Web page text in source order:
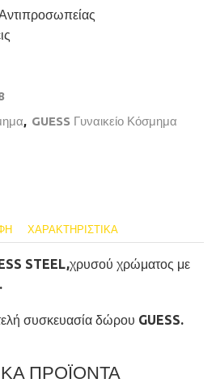
, GUESS Γυναικείο Κόσμημα
ΧΑΡΑΚΤΗΡΙΣΤΙΚΆ
STEEL,χρυσού χρώματος με
συσκευασία δώρου GUESS.
ΠΡΟΪΟΝΤΑ